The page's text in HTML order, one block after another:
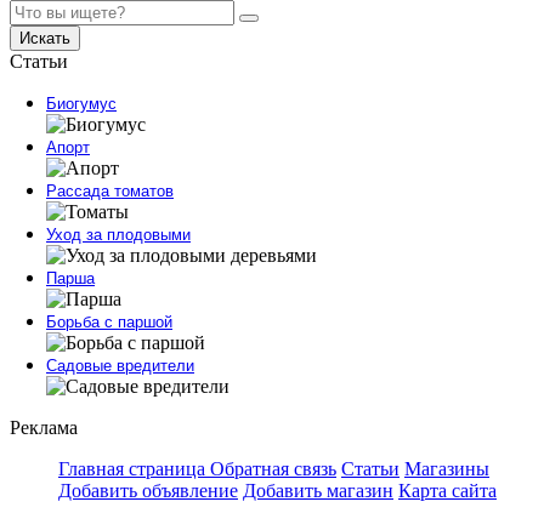
Искать
Статьи
Биогумус
Апорт
Рассада томатов
Уход за плодовыми
Парша
Борьба с паршой
Садовые вредители
Реклама
Главная страница Обратная связь Статьи Магазины
Добавить объявление Добавить магазин Карта сайта